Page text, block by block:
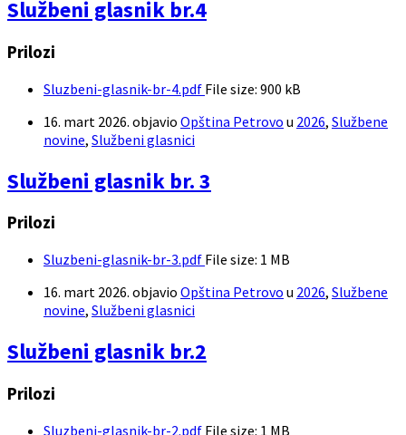
Službeni glasnik br.4
Prilozi
Sluzbeni-glasnik-br-4.pdf File size: 900 kB
16. mart 2026. objavio Opština Petrovo u 2026, Službene
novine, Službeni glasnici
Službeni glasnik br. 3
Prilozi
Sluzbeni-glasnik-br-3.pdf File size: 1 MB
16. mart 2026. objavio Opština Petrovo u 2026, Službene
novine, Službeni glasnici
Službeni glasnik br.2
Prilozi
Sluzbeni-glasnik-br-2.pdf File size: 1 MB